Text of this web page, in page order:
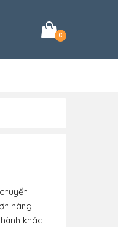
0
hàng
khác